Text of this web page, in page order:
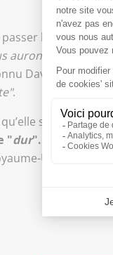
la facture
aurons des
David Davis, le
.
souhaitait
"dur". L'UE
Uni le 8 juin.